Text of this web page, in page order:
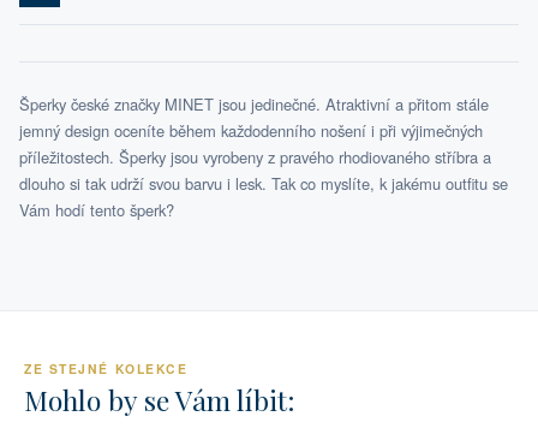
Šperky české značky MINET jsou jedinečné. Atraktivní a přitom stále
jemný design oceníte během každodenního nošení i při výjimečných
příležitostech. Šperky jsou vyrobeny z pravého rhodiovaného stříbra a
dlouho si tak udrží svou barvu i lesk. Tak co myslíte, k jakému outfitu se
Vám hodí tento šperk?
ZE STEJNÉ KOLEKCE
Mohlo by se Vám líbit: